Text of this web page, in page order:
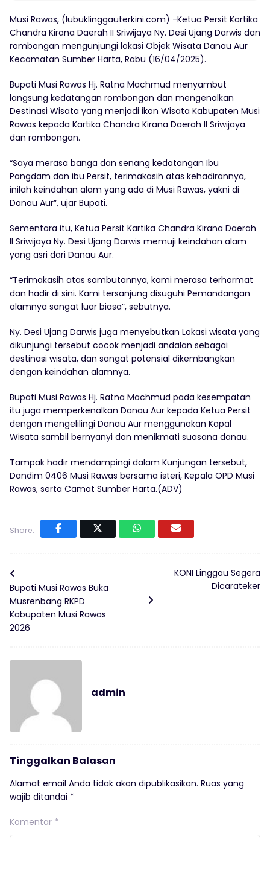
Musi Rawas, (lubuklinggauterkini.com) -Ketua Persit Kartika
Chandra Kirana Daerah II Sriwijaya Ny. Desi Ujang Darwis dan
rombongan mengunjungi lokasi Objek Wisata Danau Aur
Kecamatan Sumber Harta, Rabu (16/04/2025).
Bupati Musi Rawas Hj. Ratna Machmud menyambut
langsung kedatangan rombongan dan mengenalkan
Destinasi Wisata yang menjadi ikon Wisata Kabupaten Musi
Rawas kepada Kartika Chandra Kirana Daerah II Sriwijaya
dan rombongan.
“Saya merasa banga dan senang kedatangan Ibu
Pangdam dan ibu Persit, terimakasih atas kehadirannya,
inilah keindahan alam yang ada di Musi Rawas, yakni di
Danau Aur”, ujar Bupati.
Sementara itu, Ketua Persit Kartika Chandra Kirana Daerah
II Sriwijaya Ny. Desi Ujang Darwis memuji keindahan alam
yang asri dari Danau Aur.
“Terimakasih atas sambutannya, kami merasa terhormat
dan hadir di sini. Kami tersanjung disuguhi Pemandangan
alamnya sangat luar biasa”, sebutnya.
Ny. Desi Ujang Darwis juga menyebutkan Lokasi wisata yang
dikunjungi tersebut cocok menjadi andalan sebagai
destinasi wisata, dan sangat potensial dikembangkan
dengan keindahan alamnya.
Bupati Musi Rawas Hj. Ratna Machmud pada kesempatan
itu juga memperkenalkan Danau Aur kepada Ketua Persit
dengan mengelilingi Danau Aur menggunakan Kapal
Wisata sambil bernyanyi dan menikmati suasana danau.
Tampak hadir mendampingi dalam Kunjungan tersebut,
Dandim 0406 Musi Rawas bersama isteri, Kepala OPD Musi
Rawas, serta Camat Sumber Harta.(ADV)
Share:
Bupati Musi Rawas Buka
Musrenbang RKPD
Kabupaten Musi Rawas
2026
KONI Linggau Segera
Dicarateker
admin
Tinggalkan Balasan
Alamat email Anda tidak akan dipublikasikan. Ruas yang
wajib ditandai *
Komentar *